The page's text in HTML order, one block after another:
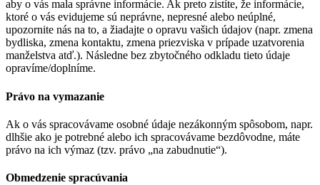
aby o vás mala správne informácie. Ak preto zistíte, že informácie,
ktoré o vás evidujeme sú neprávne, nepresné alebo neúplné,
upozornite nás na to, a žiadajte o opravu vašich údajov (napr. zmena
bydliska, zmena kontaktu, zmena priezviska v prípade uzatvorenia
manželstva atď.). Následne bez zbytočného odkladu tieto údaje
opravíme/doplníme.
Právo na vymazanie
Ak o vás spracovávame osobné údaje nezákonným spôsobom, napr.
dlhšie ako je potrebné alebo ich spracovávame bezdôvodne, máte
právo na ich výmaz (tzv. právo „na zabudnutie“).
Obmedzenie spracúvania